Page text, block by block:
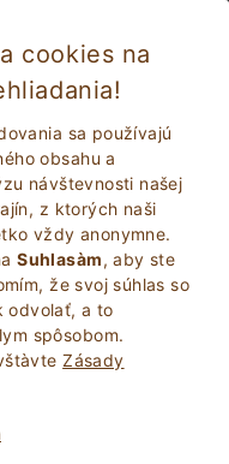
cookies na
sa používajú
obsahu a
návštevnosti našej
z ktorých naši
vždy anonymne.
Suhlasàm, aby ste
že svoj súhlas so
odvolať, a to
spôsobom.
Zásady
VYHĽADAŤ